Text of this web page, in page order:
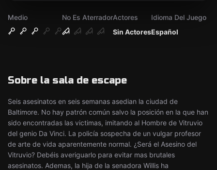
Medio
No Es Aterrador
Sin Actores
Actores
Español
Idioma Del Juego
Sobre la sala de escape
Seis asesinatos en seis semanas asedian la ciudad de
Baltimore. No hay patrón común salvo la posición en la que han
sido encontradas las victimas, imitando al Hombre de Vitruvio
del genio Da Vinci. La policía sospecha de un vulgar profesor
de arte de vida aparentemente normal. ¿Será el Asesino del
Vitruvio? Debéis averiguarlo para evitar mas brutales
asesinatos. Ademas, la hija de la senadora Willis ha